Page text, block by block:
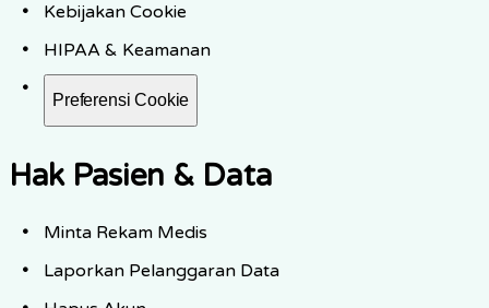
Kebijakan Cookie
HIPAA & Keamanan
Preferensi Cookie
Hak Pasien & Data
Minta Rekam Medis
Laporkan Pelanggaran Data